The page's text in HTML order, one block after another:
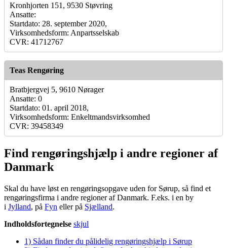
Kronhjorten 151, 9530 Støvring
Ansatte:
Startdato: 28. september 2020,
Virksomhedsform: Anpartsselskab
CVR: 41712767
Teas Rengøring
Bratbjergvej 5, 9610 Nørager
Ansatte: 0
Startdato: 01. april 2018,
Virksomhedsform: Enkeltmandsvirksomhed
CVR: 39458349
Find rengøringshjælp i andre regioner af
Danmark
Skal du have løst en rengøringsopgave uden for Sørup, så find et
rengøringsfirma i andre regioner af Danmark. F.eks. i en by
i Jylland, på Fyn eller på Sjælland.
Indholdsfortegnelse skjul
1) Sådan finder du pålidelig rengøringshjælp i Sørup